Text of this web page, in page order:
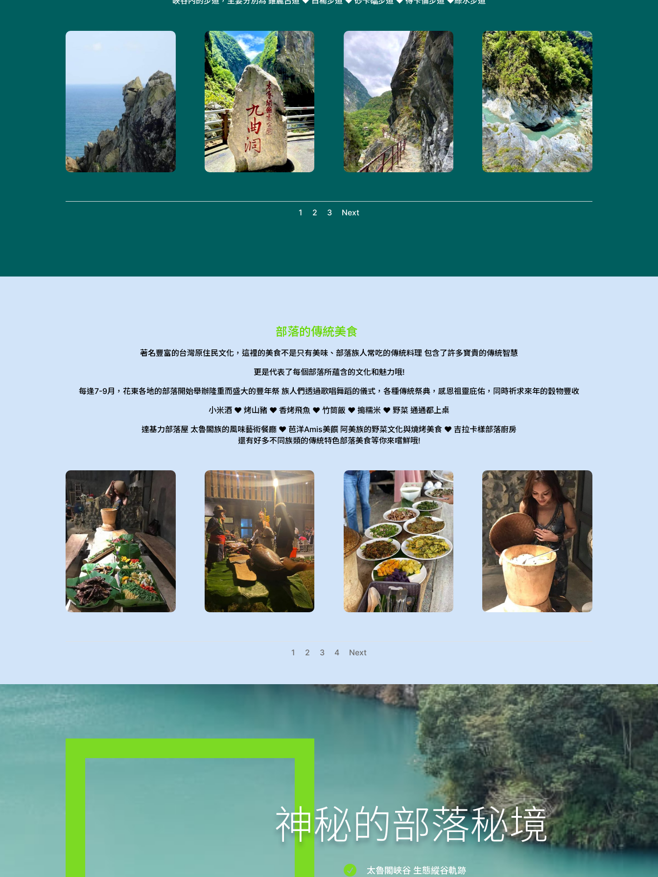
1 2 3 Next
部落的傳統美食
著名豐富的台灣原住民文化，這裡的美食不是只有美味、 部落族人常吃的傳統料理 包含了許多寶貴的傳統智慧
更是代表了每個部落所蘊含的文化和魅力哦!
每逢7-9月，花東各地的部落開始舉辦隆重而盛大的豐年祭 族人們透過歌唱舞蹈的儀式，各種傳統祭典，感恩祖靈庇佑，同時祈求來年的穀物豐收
小米酒 ♥ 烤山豬 ♥ 香烤飛魚 ♥ 竹筒飯 ♥ 搗糯米 ♥ 野菜 通通都上桌
達基力部落屋 太魯閣族的風味藝術餐廳 ♥ 芭洋Amis美饌 阿美族的野菜文化與燒烤美食 ♥ 吉拉卡樣部落廚房
還有好多不同族類的傳統特色部落美食等你來嚐鮮哦!
1 2 3 4 Next
神秘的部落秘境
 太魯閣峽谷 生態縱谷軌跡